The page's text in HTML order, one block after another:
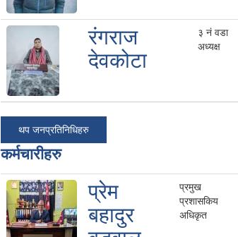
रंगराज
देवकोटा
३ नं वडा
अध्यक्ष
थप जनप्रतिनिधिहरु
कर्मचारीहरु
प्रेम
बहादुर
प्रमुख
प्रशासकिय
अधिकृत